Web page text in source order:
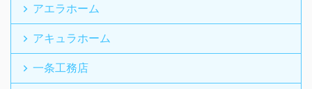
アエラホーム
アキュラホーム
一条工務店